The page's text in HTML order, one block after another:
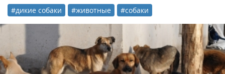
#дикие собаки #животные #собаки